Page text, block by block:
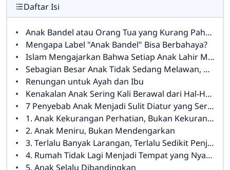
Daftar Isi
Anak Bandel atau Orang Tua yang Kurang Paham? Coba Renungkan Ini
Mengapa Label "Anak Bandel" Bisa Berbahaya?
Islam Mengajarkan Bahwa Setiap Anak Lahir Membawa Fitrah
Sebagian Besar Anak Tidak Sedang Melawan, Mereka Sedang Meminta Dipahami
Renungan untuk Ayah dan Ibu
Kenakalan Anak Sering Kali Berawal dari Hal-Hal Kecil
7 Penyebab Anak Menjadi Sulit Diatur yang Sering Tidak Disadari Orang Tua
1. Anak Kekurangan Perhatian, Bukan Kekurangan Mainan
2. Anak Meniru, Bukan Mendengarkan
3. Terlalu Banyak Larangan, Terlalu Sedikit Penjelasan
4. Rumah Tidak Lagi Menjadi Tempat yang Nyaman
5. Anak Selalu Dibandingkan